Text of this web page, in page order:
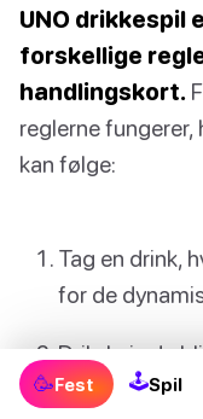
UNO drikkespil
forskellige
handlingskort.
reglerne fungerer,
kan følge:
Tag en drink,
for de
Drik, hvis du
Tag en drink,
🥳Fest 🕹Spil